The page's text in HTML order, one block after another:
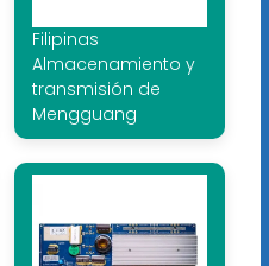
Filipinas
Almacenamiento y
transmisión de
Mengguang